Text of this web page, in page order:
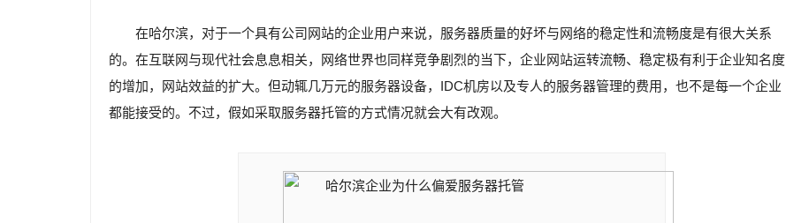
在哈尔滨，对于一个具有公司网站的企业用户来说，服务器质量的好坏与网络的稳定性和流畅度是有很大关系
的。在互联网与现代社会息息相关，网络世界也同样竞争剧烈的当下，企业网站运转流畅、稳定极有利于企业知名度
的增加，网站效益的扩大。但动辄几万元的服务器设备，IDC机房以及专人的服务器管理的费用，也不是每一个企业
都能接受的。不过，假如采取服务器托管的方式情况就会大有改观。